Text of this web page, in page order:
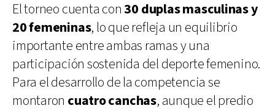
El torneo cuenta con30 duplas masculinas y
20 femeninas, lo que refleja un equilibrio
importante entre ambas ramas y una
participación sostenida del deporte femenino.
Para el desarrollo de la competencia se
montaron cuatro canchas, aunque el predio